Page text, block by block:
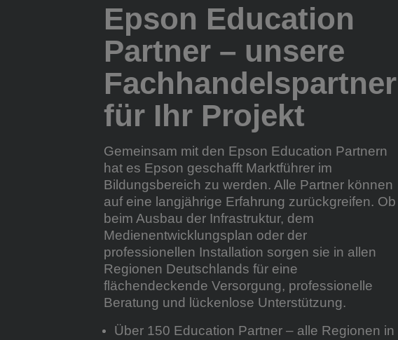
Epson Education
Partner – unsere
Fachhandelspartner
für Ihr Projekt
Gemeinsam mit den Epson Education Partnern
hat es Epson geschafft Marktführer im
Bildungsbereich zu werden. Alle Partner können
auf eine langjährige Erfahrung zurückgreifen. Ob
beim Ausbau der Infrastruktur, dem
Medienentwicklungsplan oder der
professionellen Installation sorgen sie in allen
Regionen Deutschlands für eine
flächendeckende Versorgung, professionelle
Beratung und lückenlose Unterstützung.
Über 150 Education Partner – alle Regionen in